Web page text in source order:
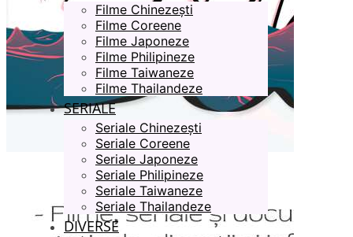
Filme Chinezești
Filme Coreene
Filme Japoneze
Filme Philipineze
Filme Taiwaneze
Filme Thailandeze
SERIALE
Seriale Chinezești
Seriale Coreene
Seriale Japoneze
Seriale Philipineze
Seriale Taiwaneze
Seriale Thailandeze
DIVERSE